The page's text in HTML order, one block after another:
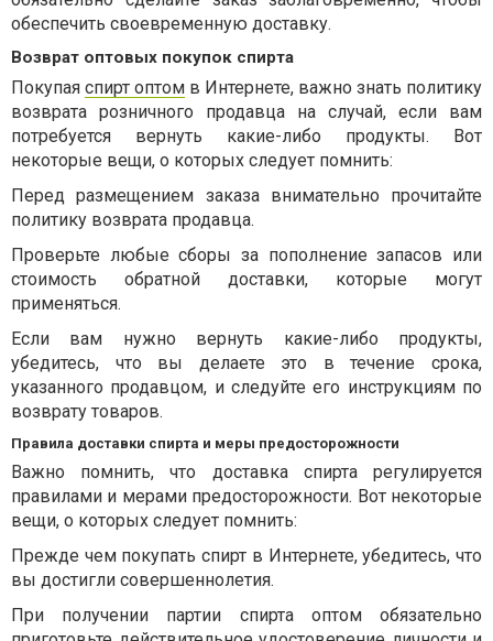
обеспечить своевременную доставку.
Возврат оптовых покупок спирта
Покупая спирт оптом в Интернете, важно знать политику
возврата розничного продавца на случай, если вам
потребуется вернуть какие-либо продукты. Вот
некоторые вещи, о которых следует помнить:
Перед размещением заказа внимательно прочитайте
политику возврата продавца.
Проверьте любые сборы за пополнение запасов или
стоимость обратной доставки, которые могут
применяться.
Если вам нужно вернуть какие-либо продукты,
убедитесь, что вы делаете это в течение срока,
указанного продавцом, и следуйте его инструкциям по
возврату товаров.
Правила доставки спирта и меры предосторожности
Важно помнить, что доставка спирта регулируется
правилами и мерами предосторожности. Вот некоторые
вещи, о которых следует помнить:
Прежде чем покупать спирт в Интернете, убедитесь, что
вы достигли совершеннолетия.
При получении партии спирта оптом обязательно